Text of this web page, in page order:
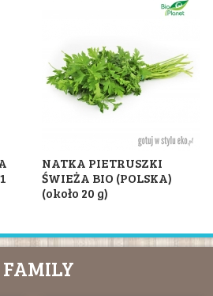
NATKA PIETRUSZKI
ŚWIEŻA BIO (POLSKA)
(około 20 g)